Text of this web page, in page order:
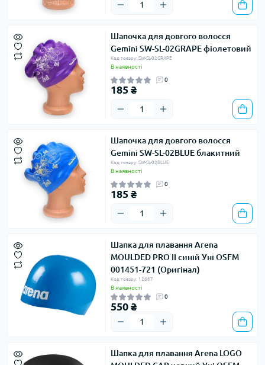
Шапочка для довгого волосся
Gemini SW-SL-02GRAPE фіолетовий
Код товару: SW-SL-02GRAPE
В наявності
0
185 ₴
Шапочка для довгого волосся
Gemini SW-SL-02BLUE блакитний
Код товару: SW-SL-02BLUE
В наявності
0
185 ₴
Шапка для плавання Arena
MOULDED PRO II синій Уні OSFM
001451-721 (Оригінал)
Код товару: 12667
В наявності
0
550 ₴
Шапка для плавання Arena LOGO